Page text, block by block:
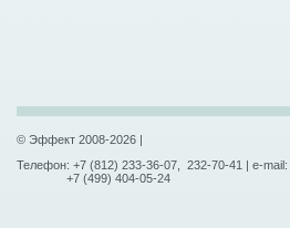
© Эффект 2008-2026 |
Телефон: +7 (812) 233-36-07, 232-70-41 | e-mail:
+7 (499) 404-05-24